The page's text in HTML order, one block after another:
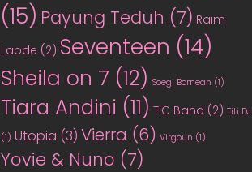
(15) Payung Teduh (7) Raim
Laode (2) Seventeen (14)
Sheila on 7 (12) Soegi Bornean (1)
Tiara Andini (11) TIC Band (2) Titi DJ
(1) Utopia (3) Vierra (6) Virgoun (1)
Yovie & Nuno (7)